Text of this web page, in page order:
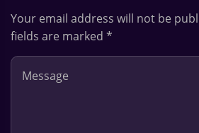
r
a
Your email address will not be
fields are marked *